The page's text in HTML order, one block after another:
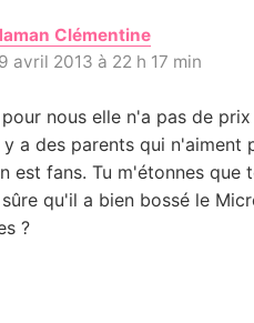
Clémentined
i
avril 2013 à 22 h 17 min
pour nous elle n'a pas de
a des parents qui n'aiment
est fans. Tu m'étonnes que
sûre qu'il a bien bossé le
?